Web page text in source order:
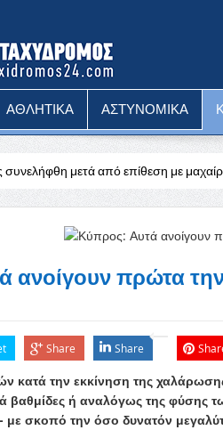
ΑΘΛΗΤΙΚΑ ΑΣΤΥΝΟΜΙΚΑ
επίθεση με μαχαίρι
ανοίγουν πρώτα
Share Share
κατά την εκκίνηση της
ή αναλόγως της φύσης
με σκοπό την όσο δυνατόν